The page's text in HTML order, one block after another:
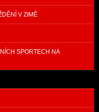
V ZIMĚ
SPORTECH NA